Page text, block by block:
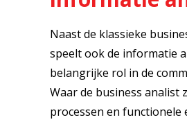
Naast de klassieke
speelt ook de informatie
belangrijke rol in de
Waar de business analist
processen en functionele